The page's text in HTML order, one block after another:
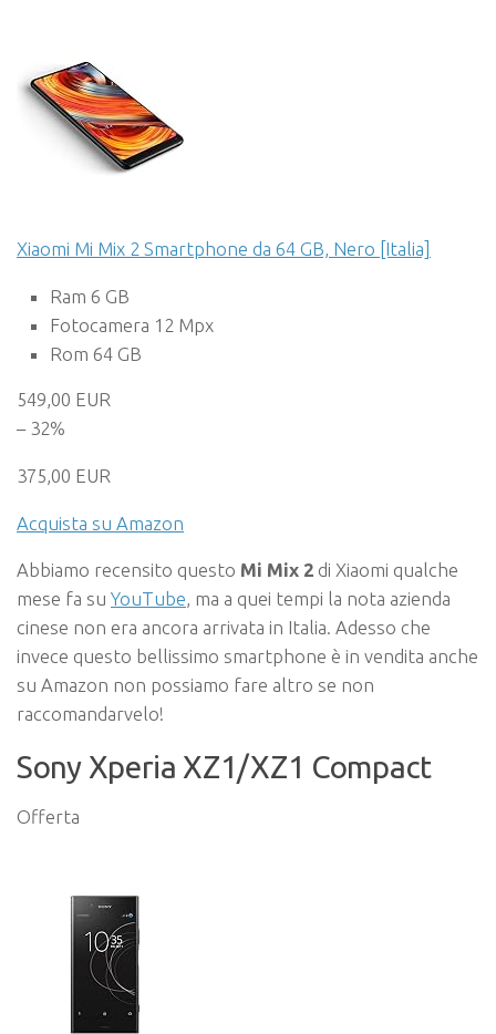
Xiaomi Mi Mix 2 Smartphone da 64 GB, Nero [Italia]
Ram 6 GB
Fotocamera 12 Mpx
Rom 64 GB
549,00 EUR
– 32%
375,00 EUR
Acquista su Amazon
Abbiamo recensito questo Mi Mix 2 di Xiaomi qualche
mese fa su YouTube, ma a quei tempi la nota azienda
cinese non era ancora arrivata in Italia. Adesso che
invece questo bellissimo smartphone è in vendita anche
su Amazon non possiamo fare altro se non
raccomandarvelo!
Sony Xperia XZ1/XZ1 Compact
Offerta